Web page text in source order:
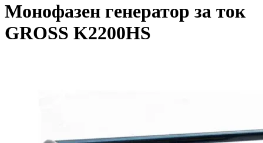
Монофазен генератор за ток
GROSS K2200HS